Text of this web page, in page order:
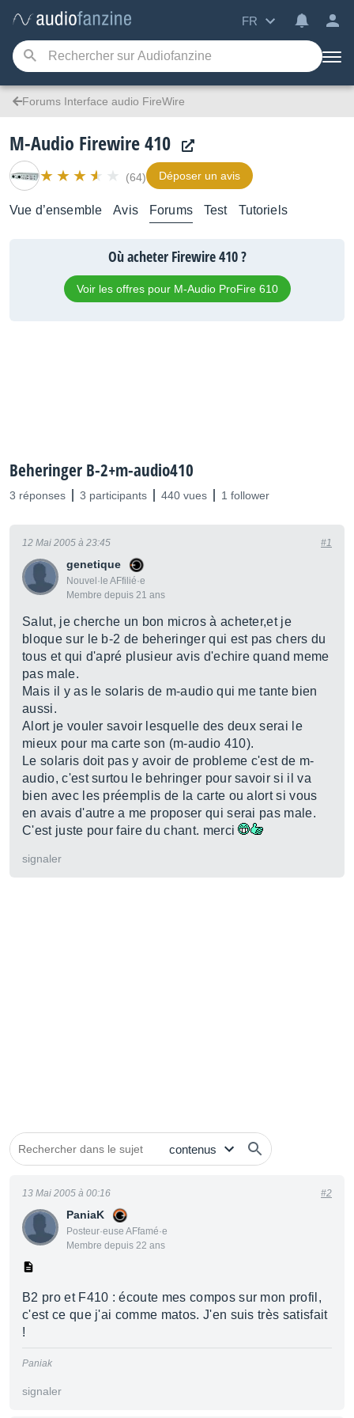
FR
Forums Interface audio FireWire
M-Audio Firewire 410
(64) Déposer un avis
Vue d’ensemble Avis Forums Test Tutoriels
Où acheter Firewire 410 ?
Voir les offres pour M-Audio ProFire 610
Beheringer B-2+m-audio410
3 réponses 3 participants 440 vues 1 follower
genetique
Nouvel·le AFfilié·e
Membre depuis 21 ans
12 Mai 2005 à 23:45 #1
Salut, je cherche un bon micros à acheter,et je
bloque sur le b-2 de beheringer qui est pas chers du
tous et qui d'apré plusieur avis d'echire quand meme
pas male.
Mais il y as le solaris de m-audio qui me tante bien
aussi.
Alort je vouler savoir lesquelle des deux serai le
mieux pour ma carte son (m-audio 410).
Le solaris doit pas y avoir de probleme c'est de m-
audio, c'est surtou le behringer pour savoir si il va
bien avec les préemplis de la carte ou alort si vous
en avais d'autre a me proposer qui serai pas male.
C'est juste pour faire du chant. merci
signaler
PaniaK
Posteur·euse AFfamé·e
Membre depuis 22 ans
13 Mai 2005 à 00:16 #2
B2 pro et F410 : écoute mes compos sur mon profil,
c'est ce que j'ai comme matos. J'en suis très satisfait
!
Paniak
signaler